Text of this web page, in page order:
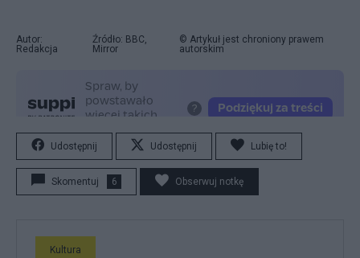
Autor:
Redakcja
Źródło: BBC,
Mirror
© Artykuł jest chroniony prawem
autorskim
Udostępnij Udostępnij Lubię to!
Skomentuj 6 Obserwuj notkę
Kultura